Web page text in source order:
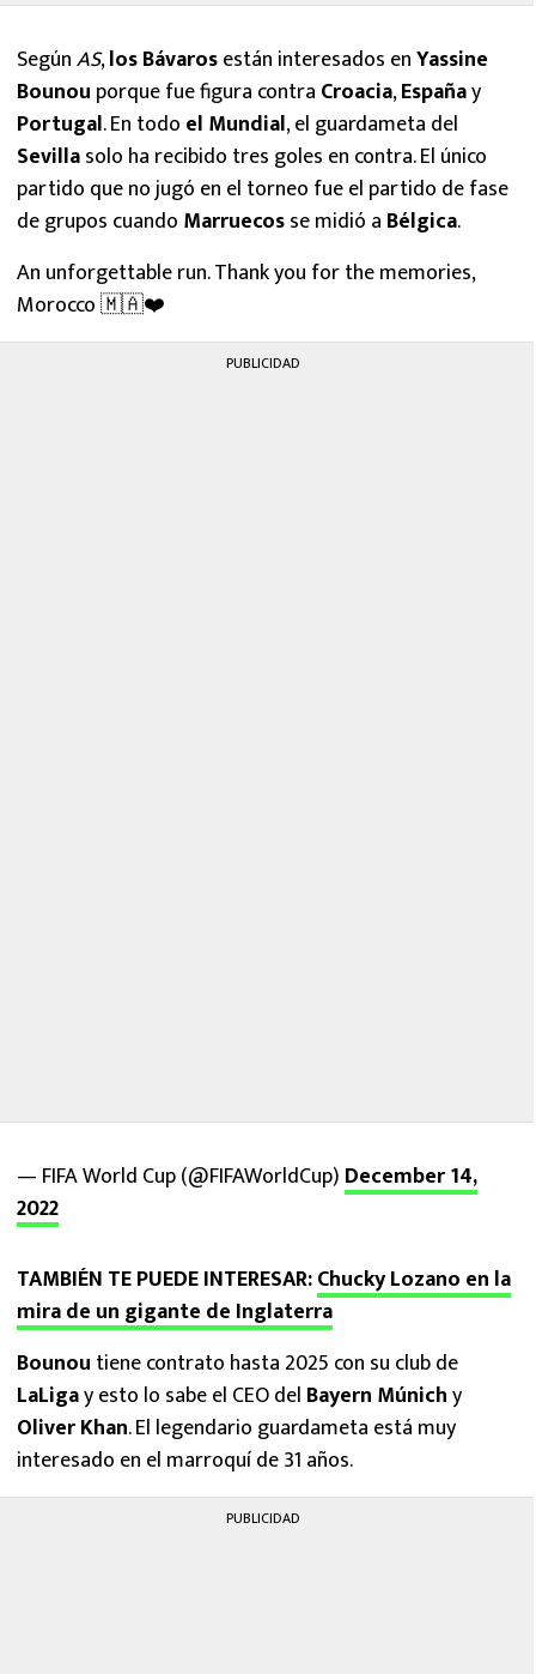
SegúnAS,los Bávarosestán interesados enYassine
Bounou porque fue figura contra Croacia,Españay
Portugal. En todo el Mundial, el guardameta del
Sevillasolo ha recibido tres goles en contra. El único
partido que no jugó en el torneo fue el partido de fase
de grupos cuando Marruecosse midió a Bélgica.
An unforgettable run. Thank you for the memories,
Morocco 🇲🇦❤️
PUBLICIDAD
— FIFA World Cup (@FIFAWorldCup) December 14,
2022
TAMBIÉN TE PUEDE INTERESAR:Chucky Lozano en la
mira de un gigante de Inglaterra
Bounou tiene contrato hasta 2025 con su club de
LaLigay esto lo sabe el CEO del Bayern Múnichy
Oliver Khan. El legendario guardameta está muy
interesado en el marroquí de 31 años.
PUBLICIDAD